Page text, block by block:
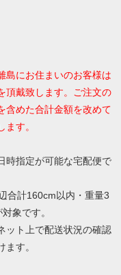
島にお住まいのお客様は
頂戴致します。ご注文の
含めた合計金額を改めて
ます。
時指定が可能な宅配便で
合計160cm以内・重量3
象です。
ット上で配送状況の確認
ます。